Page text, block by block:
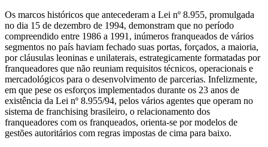
Os marcos históricos que antecederam a Lei nº 8.955, promulgada
no dia 15 de dezembro de 1994, demonstram que no período
compreendido entre 1986 a 1991, inúmeros franqueados de vários
segmentos no país haviam fechado suas portas, forçados, a maioria,
por cláusulas leoninas e unilaterais, estrategicamente formatadas por
franqueadores que não reuniam requisitos técnicos, operacionais e
mercadológicos para o desenvolvimento de parcerias. Infelizmente,
em que pese os esforços implementados durante os 23 anos de
existência da Lei nº 8.955/94, pelos vários agentes que operam no
sistema de franchising brasileiro, o relacionamento dos
franqueadores com os franqueados, orienta-se por modelos de
gestões autoritários com regras impostas de cima para baixo.